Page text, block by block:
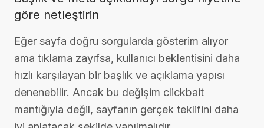
göre netleştirin
Eğer sayfa doğru sorgularda gösterim alıyor
ama tıklama zayıfsa, kullanıcı beklentisini daha
hızlı karşılayan bir başlık ve açıklama yapısı
denenebilir. Ancak bu değişim clickbait
mantığıyla değil, sayfanın gerçek teklifini daha